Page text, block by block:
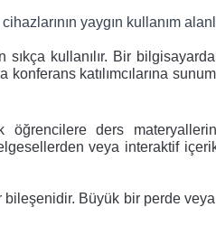
yaygın kullanım
kullanılır. Bir
katılımcılarına
öğrencilere ders
veya interaktif
Büyük bir perde